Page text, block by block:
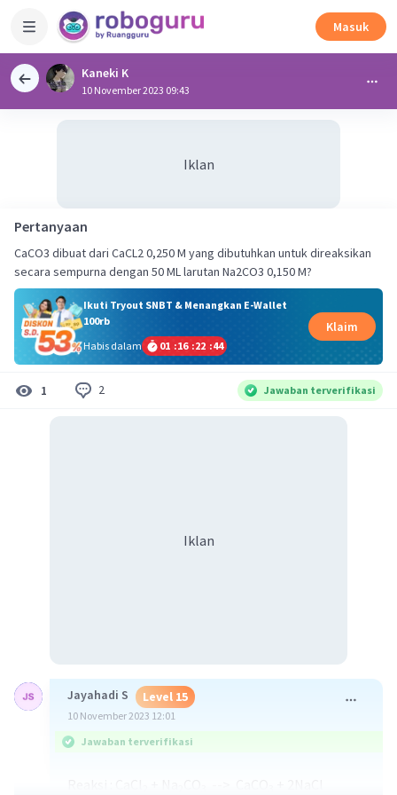
Masuk
Kaneki K
10 November 2023 09:43
Iklan
Pertanyaan
CaCO3 dibuat dari CaCL2 0,250 M yang dibutuhkan untuk direaksikan
secara sempurna dengan 50 ML larutan Na2CO3 0,150 M?
Ikuti Tryout SNBT & Menangkan E-Wallet
100rb
Habis dalam
01 :16 :22 :43
Klaim
1 2 Jawaban terverifikasi
Iklan
Jayahadi S Level 15
10 November 2023 12:01
Jawaban terverifikasi